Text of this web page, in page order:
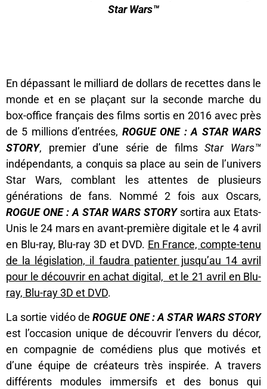
Star Wars™
En dépassant le milliard de dollars de recettes dans le
monde et en se plaçant sur la seconde marche du
box-office français des films sortis en 2016 avec près
de 5 millions d’entrées, ROGUE ONE : A STAR WARS
STORY, premier d’une série de filmsStar Wars™
indépendants, a conquis sa place au sein de l’univers
Star Wars, comblant les attentes de plusieurs
générations de fans. Nommé 2 fois aux Oscars,
ROGUE ONE : A STAR WARS STORYsortira aux Etats-
Unis le 24 mars en avant-première digitale et le 4 avril
en Blu-ray, Blu-ray 3D et DVD. En France, compte-tenu
de la législation, il faudra patienter jusqu’au 14 avril
pour le découvrir en achat digital, et le 21 avril en Blu-
ray, Blu-ray 3D et DVD.
La sortie vidéo deROGUE ONE : A STAR WARS STORY
est l’occasion unique de découvrir l’envers du décor,
en compagnie de comédiens plus que motivés et
d’une équipe de créateurs très inspirée. A travers
différents modules immersifs et des bonus qui